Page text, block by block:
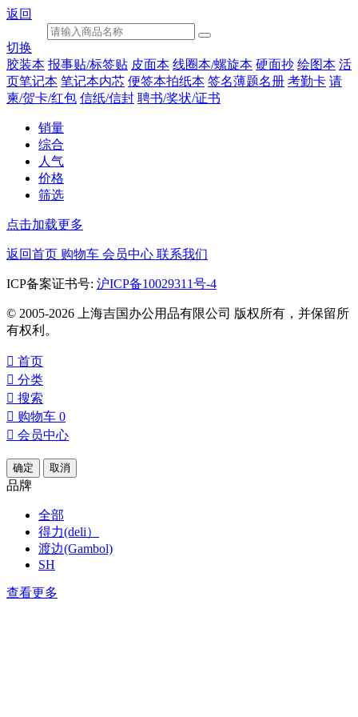
返回
切换
胶装本 报事贴/标签贴 皮面本 线圈本/螺旋本 硬面抄 绘图本 活
页笔记本 笔记本内芯 便签本拍纸本 签名薄题名册 考勤卡 请
柬/贺卡/红包 信纸/信封 聘书/奖状/证书
销量
综合
人气
价格
筛选
点击加载更多
返回首页 购物车 会员中心 联系我们
ICP备案证书号: 沪ICP备10029311号-4
© 2005-2026 上海吉国办公用品有限公司 版权所有，并保留所
有权利。
 首页
 分类
 搜索
 购物车 0
 会员中心
确定 取消
品牌
全部
得力(deli）
渡边(Gambol)
SH
查看更多